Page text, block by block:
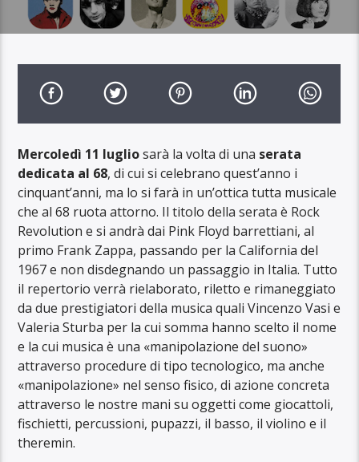
Mercoledì 11 lugliosarà la volta di una serata
dedicata al 68, di cui si celebrano quest’anno i
cinquant’anni, ma lo si farà in un’ottica tutta musicale
che al 68 ruota attorno. Il titolo della serata è Rock
Revolution e si andrà dai Pink Floyd barrettiani, al
primo Frank Zappa, passando per la California del
1967 e non disdegnando un passaggio in Italia. Tutto
il repertorio verrà rielaborato, riletto e rimaneggiato
da due prestigiatori della musica quali Vincenzo Vasi e
Valeria Sturba per la cui somma hanno scelto il nome
e la cui musica è una «manipolazione del suono»
attraverso procedure di tipo tecnologico, ma anche
«manipolazione» nel senso fisico, di azione concreta
attraverso le nostre mani su oggetti come giocattoli,
fischietti, percussioni, pupazzi, il basso, il violino e il
theremin.